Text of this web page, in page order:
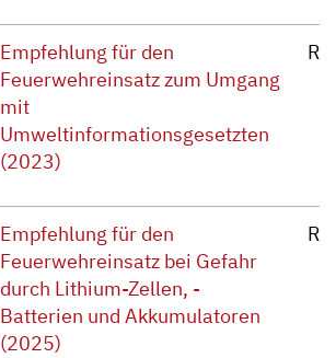
Empfehlung für den
Feuerwehreinsatz zum Umgang
mit
Umweltinformationsgesetzten
(2023)
Empfehlung für den
Feuerwehreinsatz bei Gefahr
durch Lithium-Zellen, -
Batterien und Akkumulatoren
(2025)